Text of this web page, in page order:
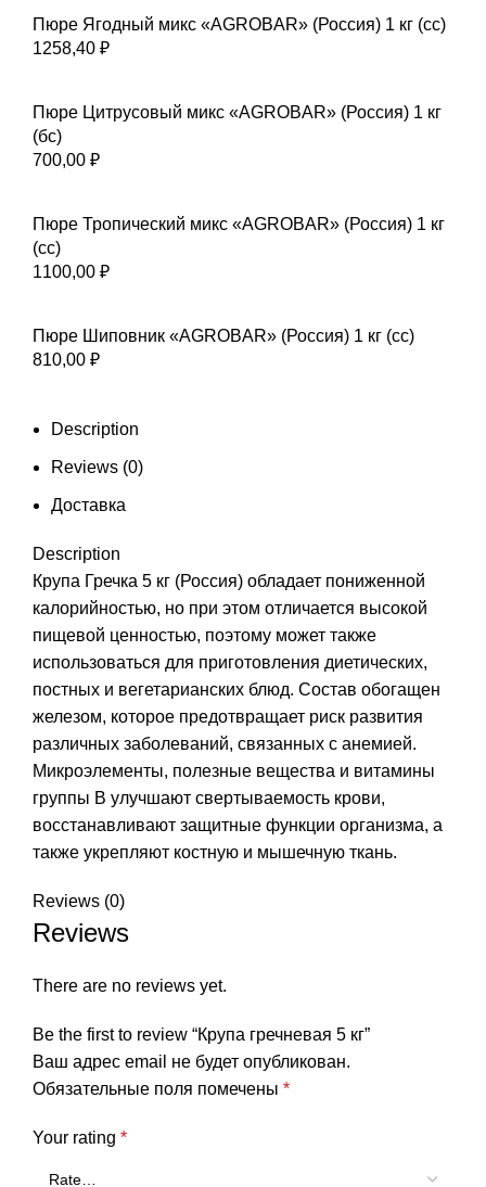
Пюре Ягодный микс «AGROBAR» (Россия) 1 кг (сс)
1258,40 ₽
Пюре Цитрусовый микс «AGROBAR» (Россия) 1 кг
(бс)
700,00 ₽
Пюре Тропический микс «AGROBAR» (Россия) 1 кг
(сс)
1100,00 ₽
Пюре Шиповник «AGROBAR» (Россия) 1 кг (сс)
810,00 ₽
Description
Reviews (0)
Доставка
Description
Крупа Гречка 5 кг (Россия) обладает пониженной
калорийностью, но при этом отличается высокой
пищевой ценностью, поэтому может также
использоваться для приготовления диетических,
постных и вегетарианских блюд. Состав обогащен
железом, которое предотвращает риск развития
различных заболеваний, связанных с анемией.
Микроэлементы, полезные вещества и витамины
группы В улучшают свертываемость крови,
восстанавливают защитные функции организма, а
также укрепляют костную и мышечную ткань.
Reviews (0)
Reviews
There are no reviews yet.
Be the first to review “Крупа гречневая 5 кг”
Ваш адрес email не будет опубликован.
Обязательные поля помечены *
Your rating *